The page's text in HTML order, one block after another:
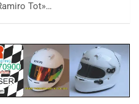
Tot»…